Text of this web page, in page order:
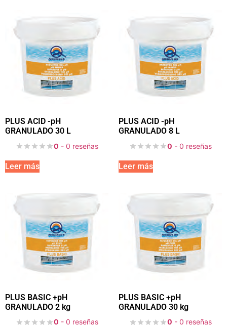
PLUS ACID -pH
GRANULADO 30 L
0 - 0 reseñas
Leer más
PLUS ACID -pH
GRANULADO 8 L
0 - 0 reseñas
Leer más
PLUS BASIC +pH
GRANULADO 2 kg
0 - 0 reseñas
PLUS BASIC +pH
GRANULADO 30 kg
0 - 0 reseñas